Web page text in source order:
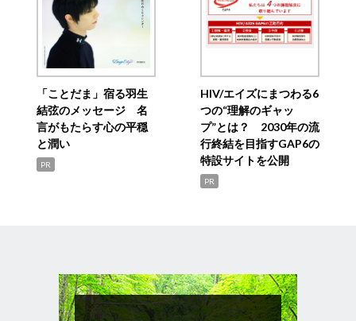
「ことだま」宿る羽生
結弦のメッセージ 名
言がもたらす心の平穏
と潤い
PR
HIV/エイズにまつわる6
つの“理解のギャッ
プ”とは？ 2030年の流
行終結を目指すGAP6の
特設サイトを公開
PR